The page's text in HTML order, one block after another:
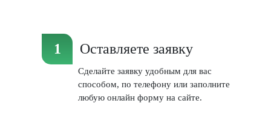
Оставляете заявку
Сделайте заявку удобным для вас
способом, по телефону или заполните
любую онлайн форму на сайте.